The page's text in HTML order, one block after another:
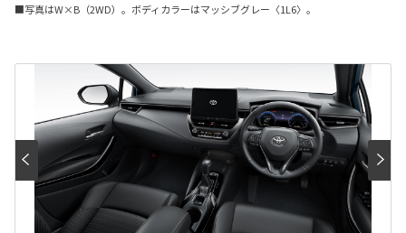
■写真はW×B（2WD）。ボディカラーはマッシブグレー〈1L6〉。